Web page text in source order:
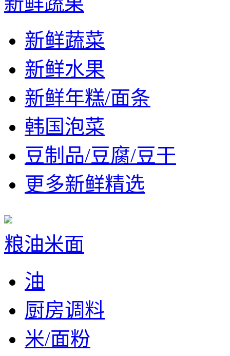
新鲜蔬菜
新鲜水果
新鲜年糕/面条
韩国泡菜
豆制品/豆腐/豆干
更多新鲜精选
粮油米面
油
厨房调料
米/面粉